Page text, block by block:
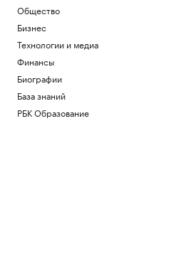
Общество
Бизнес
Технологии и медиа
Финансы
Биографии
База знаний
РБК Образование